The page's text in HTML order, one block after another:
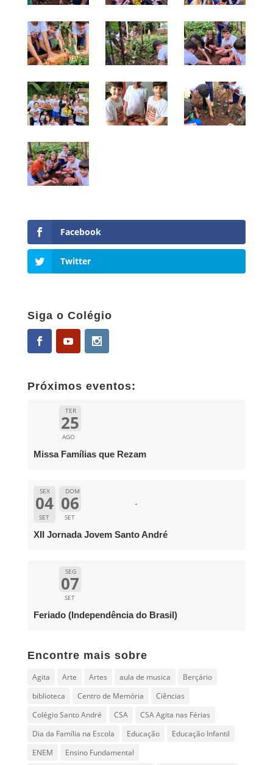
Facebook
Twitter
Siga o Colégio
Próximos eventos:
TER
25
AGO
Missa Famílias que Rezam
SEX
04
SET
DOM
06
SET
XII Jornada Jovem Santo André
SEG
07
SET
Feriado (Independência do Brasil)
Encontre mais sobre
Agita Arte Artes aula de musica
Berçário
biblioteca
Centro de Memória
Ciências
Colégio Santo André
CSA
CSA Agita nas Férias
Dia da Família na Escola
Educação
Educação Infantil
ENEM
Ensino Fundamental